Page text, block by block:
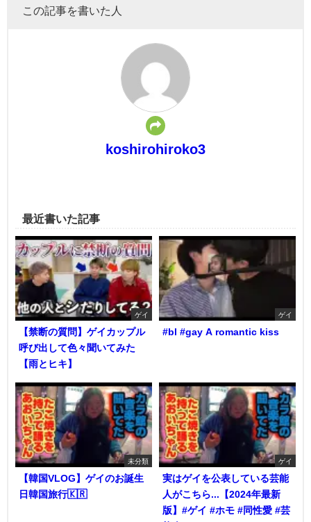
この記事を書いた人
koshirohiroko3
最近書いた記事
ゲイ
【禁断の質問】ゲイカップル
呼び出して色々聞いてみた
【雨とヒキ】
ゲイ
#bl #gay A romantic kiss
未分類
【韓国VLOG】ゲイのお誕生
日韓国旅行🇰🇷
ゲイ
実はゲイを公表している芸能
人がこちら...【2024年最新
版】#ゲイ #ホモ #同性愛 #芸